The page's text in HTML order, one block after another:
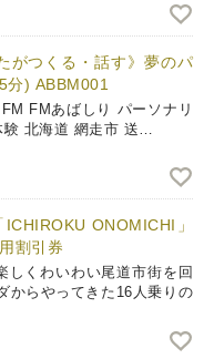
がつくる・話す》夢のパ
分) ABBM001
FMあばしり パーソナリ
験 北海道 網走市 送…
ONOMICHI」
割引券
しくわいわい尾道市街を回
からやってきた16人乗りの